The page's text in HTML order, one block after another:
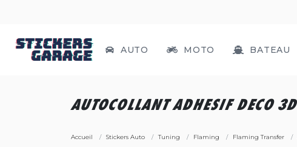
AUTO MOTO BATEAU
AUTOCOLLANT ADHESIF DECO 3D
Accueil Stickers Auto Tuning Flaming Flaming Transfer